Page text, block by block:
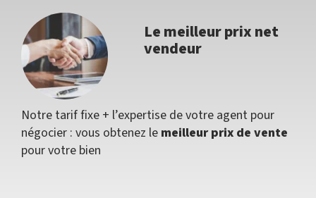
Le meilleur prix net
vendeur
Notre tarif fixe + l’expertise de votre agent pour
négocier : vous obtenez le meilleur prix de vente
pour votre bien